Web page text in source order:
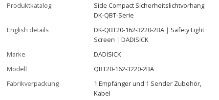
Produktkatalog
Side Compact Sicherheitslichtvorhang
DK-QBT-Serie
English details
DK-QBT20-162-3220-2BA｜Safety Light
Screen｜DADISICK
Marke
DADISICK
Modell
QBT20-162-3220-2BA
Fabrikverpackung
1 Empfänger und 1 Sender Zubehör,
Kabel